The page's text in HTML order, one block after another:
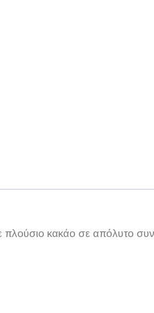
πλούσιο κακάο σε απόλυτο